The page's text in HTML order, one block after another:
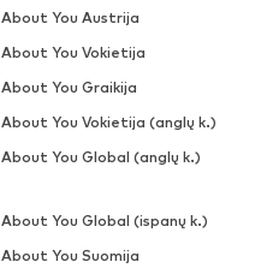
About You Austrija
About You Vokietija
About You Graikija
About You Vokietija (anglų k.)
About You Global (anglų k.)
About You Global (ispanų k.)
About You Suomija